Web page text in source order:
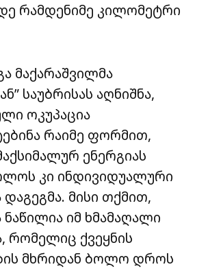
რამდენიმე კილომეტრი
მაქარაშვილმა
საუბრისას აღნიშნა,
ოკუპაცია
რაიმე ფორმით,
ენერგიას
კი ინდივიდუალური
მისი თქმით,
იმ ხმამაღალი
რომელიც ქვეყნის
მხრიდან ბოლო დროს